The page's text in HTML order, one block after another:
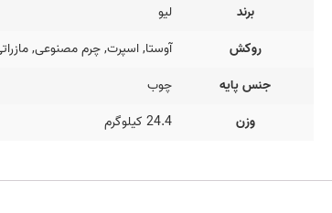
برند
لیو
روکش
آوستا, اسپرت, چرم مصنوعی,
جنس پایه
چوب
وزن
24.4 کیلوگرم